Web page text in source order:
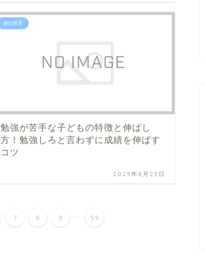
通信教育
勉強が苦手な子どもの特徴と伸ばし
方！勉強しろと言わずに成績を伸ばす
コツ
2025年8月23日
7 8 9 ... 59